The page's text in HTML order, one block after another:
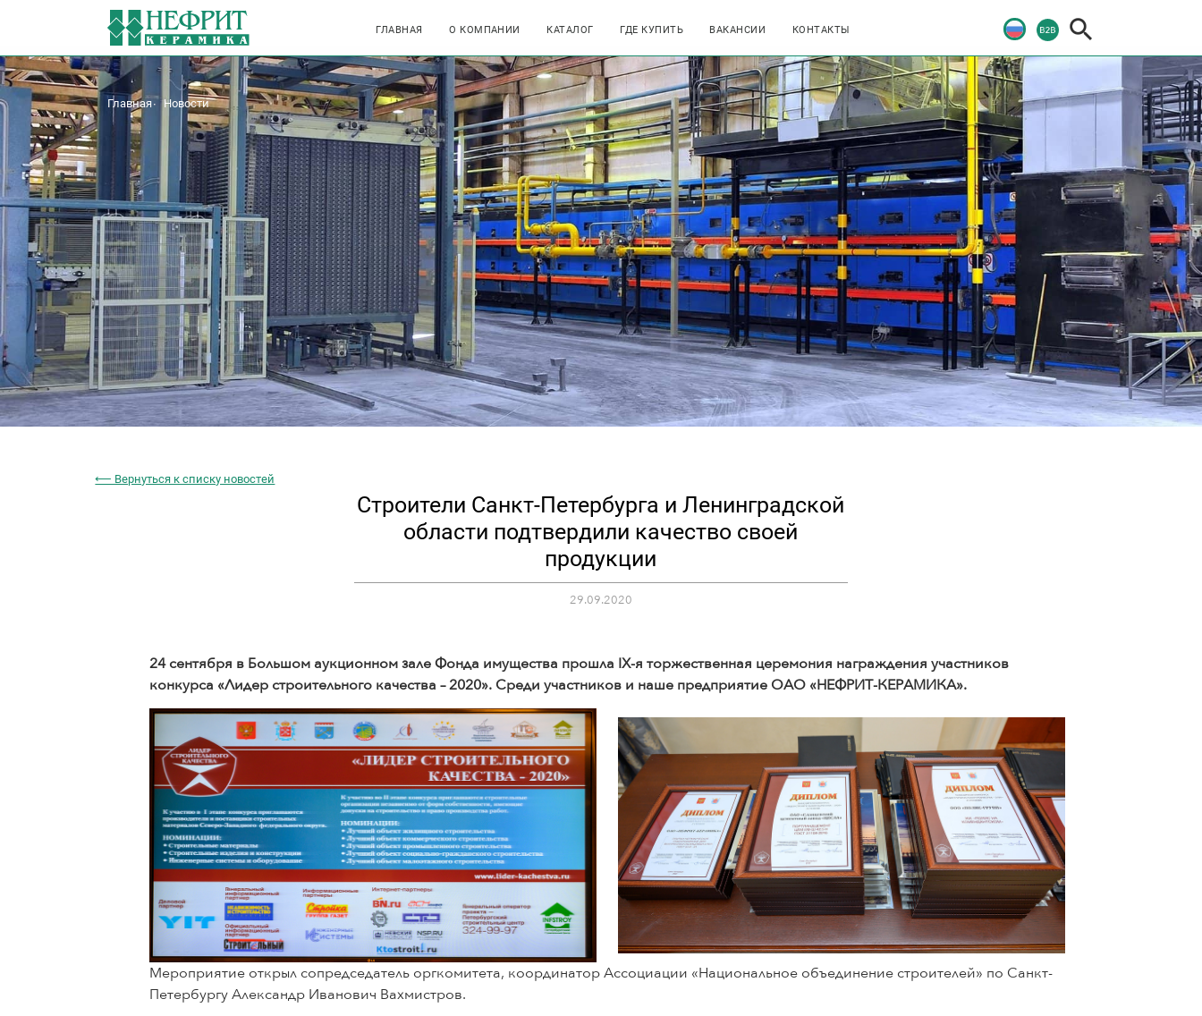
ГЛАВНАЯ О КОМПАНИИ КАТАЛОГ ГДЕ КУПИТЬ ВАКАНСИИ КОНТАКТЫ
Главная Новости
⟵ Вернуться к списку новостей
Строители Санкт-Петербурга и Ленинградской
области подтвердили качество своей
продукции
29.09.2020
24 сентября в Большом аукционном зале Фонда имущества прошла IX-я торжественная церемония награждения участников
конкурса «Лидер строительного качества – 2020». Среди участников и наше предприятие ОАО «НЕФРИТ-КЕРАМИКА».
Мероприятие открыл сопредседатель оргкомитета, координатор Ассоциации «Национальное объединение строителей» по Санкт-
Петербургу Александр Иванович Вахмистров.